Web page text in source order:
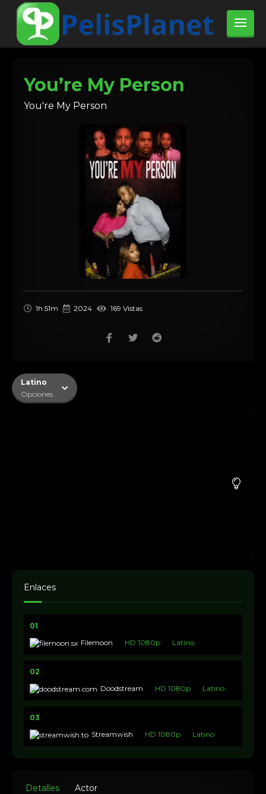
You’re My Person
You're My Person
1h 51m 2024 169 Vistas
Latino
Opciones
Enlaces
01
Filemoon
HD 1080p Latino
02
Doodstream
HD 1080p Latino
03
Streamwish
HD 1080p Latino
Detalles Actor